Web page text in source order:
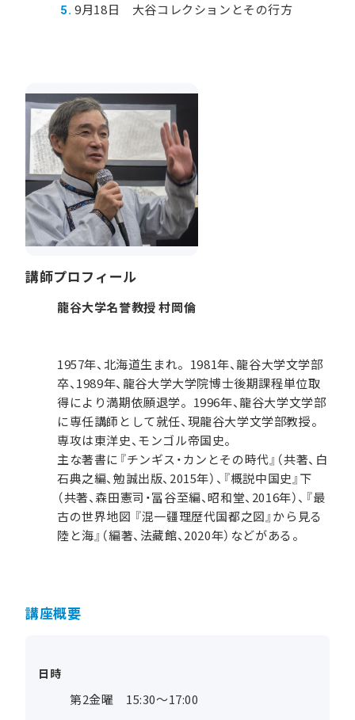
9月18日 大谷コレクションとその行方
講師プロフィール
龍谷大学名誉教授 村岡倫
1957年、北海道生まれ。1981年、龍谷大学文学部
卒、1989年、龍谷大学大学院博士後期課程単位取
得により満期依願退学。1996年、龍谷大学文学部
に専任講師として就任、現龍谷大学文学部教授。
専攻は東洋史、モンゴル帝国史。
主な著書に『チンギス・カンとその時代』（共著、白
石典之編、勉誠出版、2015年）、『概説中国史』下
（共著、森田憲司・冨谷至編、昭和堂、2016年）、『最
古の世界地図 『混一疆理歴代国都之図』から見る
陸と海』（編著、法藏館、2020年）などがある。
講座概要
日時
第2金曜 15:30～17:00